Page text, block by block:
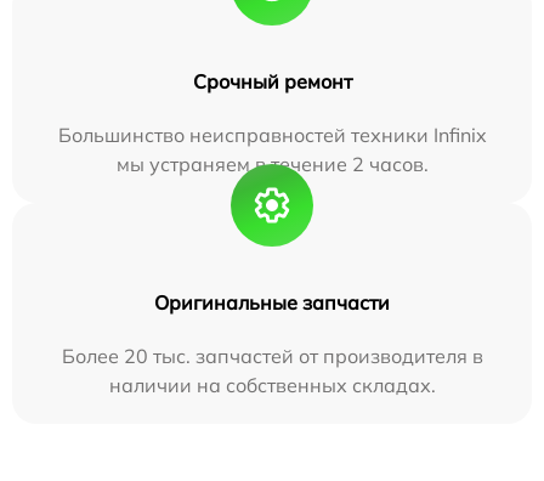
Срочный ремонт
Большинство неисправностей техники Infinix
мы устраняем в течение 2 часов.
Оригинальные запчасти
Более 20 тыс. запчастей от производителя в
наличии на собственных складах.